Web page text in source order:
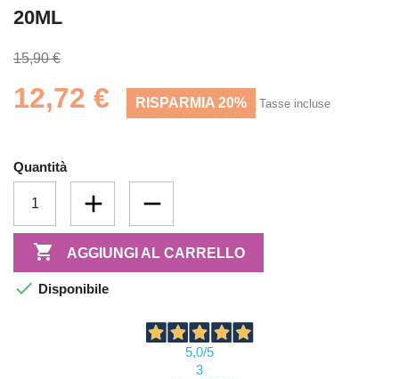
20ML
15,90 €
12,72 € RISPARMIA 20% Tasse incluse
Quantità
 AGGIUNGI AL CARRELLO
 Disponibile
5,0/5
3